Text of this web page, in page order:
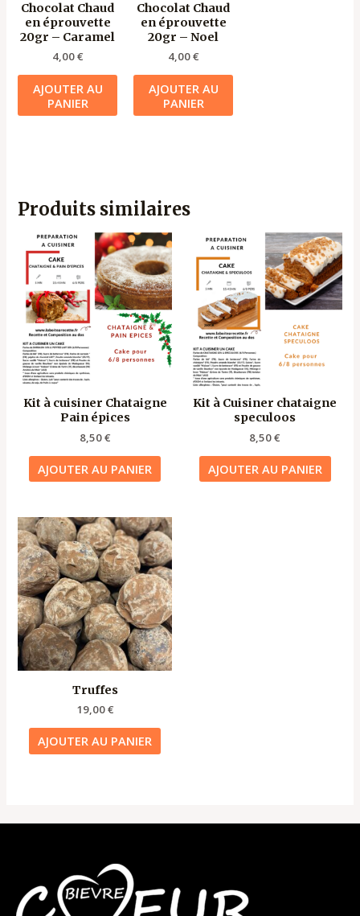
Chocolat Chaud
en éprouvette
20gr – Caramel
4,00€
AJOUTER AU
PANIER
Chocolat Chaud
en éprouvette
20gr – Noel
4,00€
AJOUTER AU
PANIER
Produits similaires
Kit à cuisiner Chataigne
Pain épices
8,50€
AJOUTER AU PANIER
Kit à Cuisiner chataigne
speculoos
8,50€
AJOUTER AU PANIER
Truffes
19,00€
AJOUTER AU PANIER